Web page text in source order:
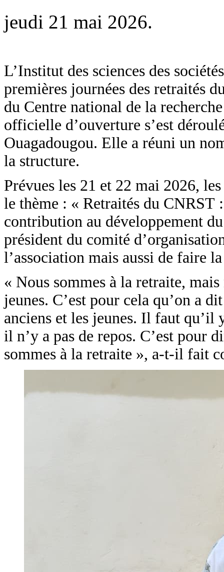
jeudi 21 mai 2026.
L’Institut des sciences des
premières journées des retraités
du Centre national de la
officielle d’ouverture s’est
Ouagadougou. Elle a réuni un
la structure.
Prévues les 21 et 22 mai 2026,
le thème : « Retraités du CNRST
contribution au développement
président du comité
l’association mais aussi de faire
« Nous sommes à la retraite,
jeunes. C’est pour cela qu’on a
anciens et les jeunes. Il faut
il n’y a pas de repos. C’est pour
sommes à la retraite », a-t-il fait